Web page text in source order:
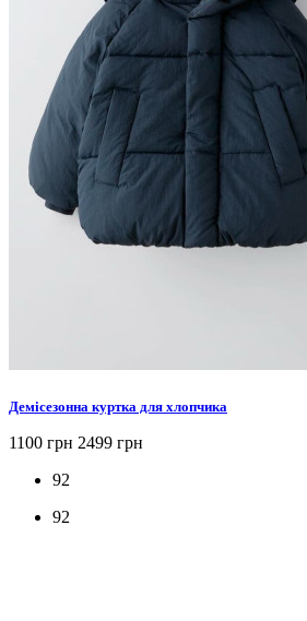
Демісезонна куртка для хлопчика
1100 грн 2499 грн
92
92